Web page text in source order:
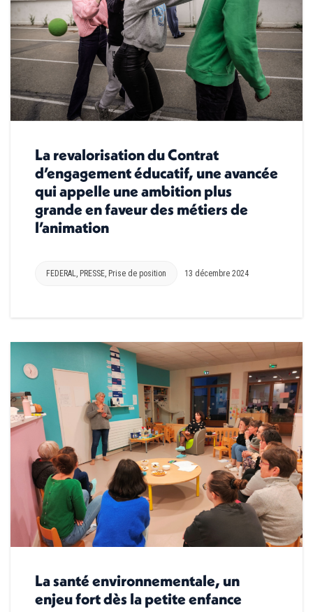
La revalorisation du Contrat
d’engagement éducatif, une avancée
qui appelle une ambition plus
grande en faveur des métiers de
l’animation
FEDERAL, PRESSE, Prise de position 13 décembre 2024
La santé environnementale, un
enjeu fort dès la petite enfance